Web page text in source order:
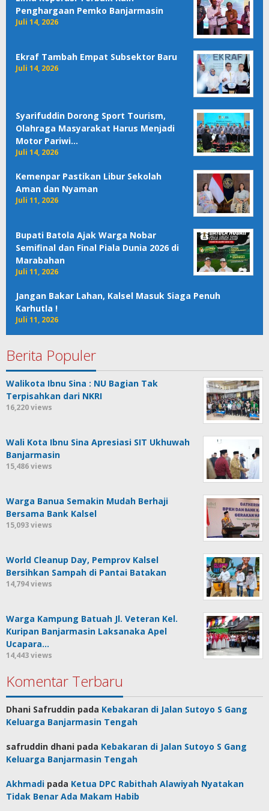
Penghargaan Pemko Banjarmasin
Juli 14, 2026
Ekraf Tambah Empat Subsektor Baru
Juli 14, 2026
Syarifuddin Dorong Sport Tourism,
Olahraga Masyarakat Harus Menjadi
Motor Pariwi…
Juli 14, 2026
Kemenpar Pastikan Libur Sekolah
Aman dan Nyaman
Juli 11, 2026
Bupati Batola Ajak Warga Nobar
Semifinal dan Final Piala Dunia 2026 di
Marabahan
Juli 11, 2026
Jangan Bakar Lahan, Kalsel Masuk Siaga Penuh
Karhutla !
Juli 11, 2026
Berita Populer
Walikota Ibnu Sina : NU Bagian Tak
Terpisahkan dari NKRI
16,220 views
Wali Kota Ibnu Sina Apresiasi SIT Ukhuwah
Banjarmasin
15,486 views
Warga Banua Semakin Mudah Berhaji
Bersama Bank Kalsel
15,093 views
World Cleanup Day, Pemprov Kalsel
Bersihkan Sampah di Pantai Batakan
14,794 views
Warga Kampung Batuah Jl. Veteran Kel.
Kuripan Banjarmasin Laksanaka Apel
Ucapara…
14,443 views
Komentar Terbaru
Dhani Safruddin pada Kebakaran di Jalan Sutoyo S Gang
Keluarga Banjarmasin Tengah
safruddin dhani pada Kebakaran di Jalan Sutoyo S Gang
Keluarga Banjarmasin Tengah
Akhmadi pada Ketua DPC Rabithah Alawiyah Nyatakan
Tidak Benar Ada Makam Habib